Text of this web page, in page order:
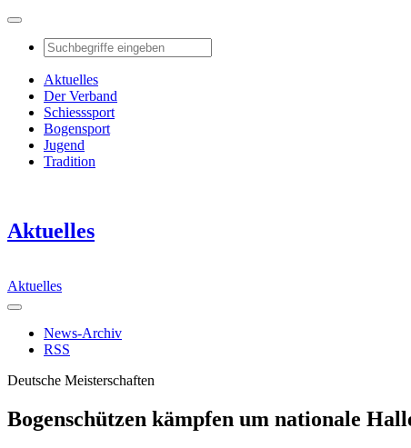
Aktuelles
Der Verband
Schiesssport
Bogensport
Jugend
Tradition
Aktuelles
Aktuelles
News-Archiv
RSS
Deutsche Meisterschaften
Bogenschützen kämpfen um nationale